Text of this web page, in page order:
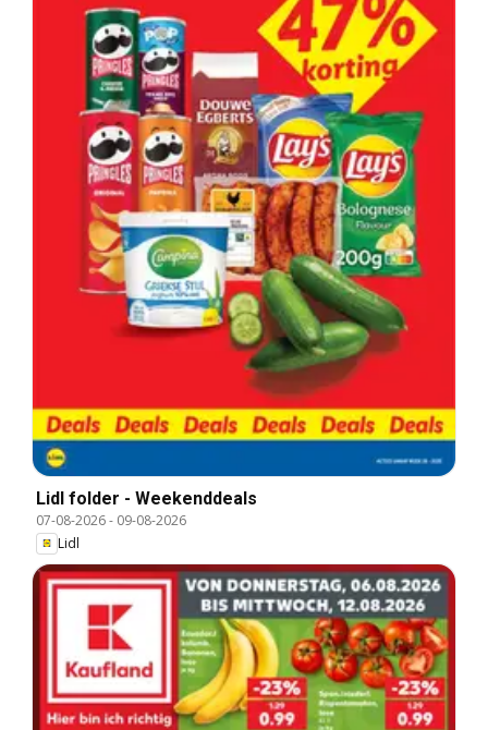
Lidl folder - Weekenddeals
07-08-2026- 09-08-2026
Lidl